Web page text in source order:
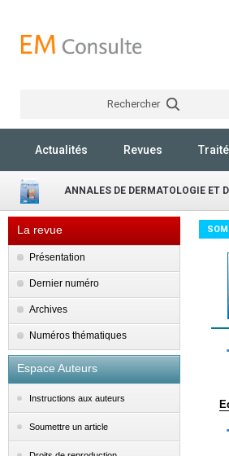
Rechercher
Actualités Revues
ANNALES DE DERMATOLOGIE ET
La revue
Présentation
Dernier numéro
Archives
Numéros thématiques
Espace Auteurs
Instructions aux auteurs
Soumettre un article
·
·